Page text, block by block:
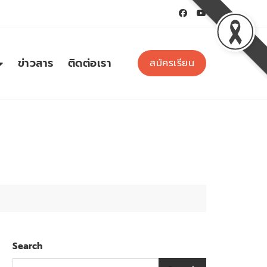
ข่าวสาร ติดต่อเรา สม้ครเรียน
Search